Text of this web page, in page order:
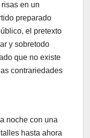
en un
preparado
el pretexto
y sobretodo
que no existe
contrariedades
noche con una
hasta ahora